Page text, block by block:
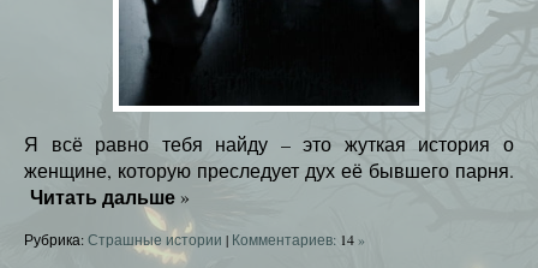
Я всё равно тебя найду – это жуткая история о
женщине, которую преследует дух её бывшего парня.
Читать дальше »
Рубрика:Страшные истории | Комментариев: 14»